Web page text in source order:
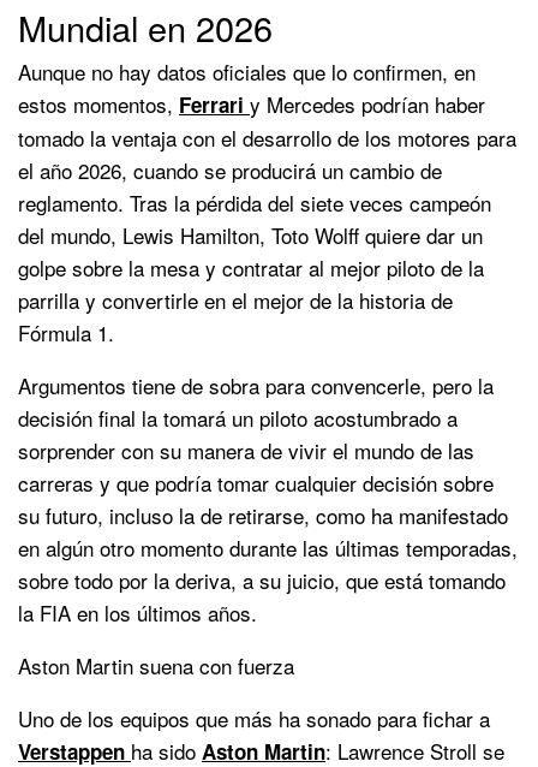
Mundial en 2026
Aunque no hay datos oficiales que lo confirmen, en
estos momentos, Ferrari y Mercedes podrían haber
tomado la ventaja con el desarrollo de los motores para
el año 2026, cuando se producirá un cambio de
reglamento. Tras la pérdida del siete veces campeón
del mundo, Lewis Hamilton, Toto Wolff quiere dar un
golpe sobre la mesa y contratar al mejor piloto de la
parrilla y convertirle en el mejor de la historia de
Fórmula 1.
Argumentos tiene de sobra para convencerle, pero la
decisión final la tomará un piloto acostumbrado a
sorprender con su manera de vivir el mundo de las
carreras y que podría tomar cualquier decisión sobre
su futuro, incluso la de retirarse, como ha manifestado
en algún otro momento durante las últimas temporadas,
sobre todo por la deriva, a su juicio, que está tomando
la FIA en los últimos años.
Aston Martin suena con fuerza
Uno de los equipos que más ha sonado para fichar a
Verstappen ha sido Aston Martin: Lawrence Stroll se